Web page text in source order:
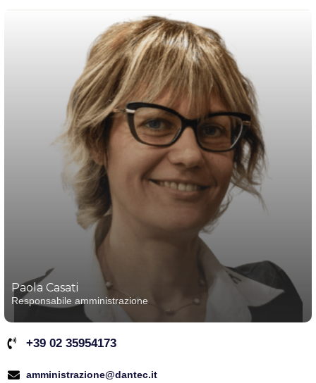
Paola Casati
Responsabile amministrazione
+39 02 35954173
amministrazione@dantec.it